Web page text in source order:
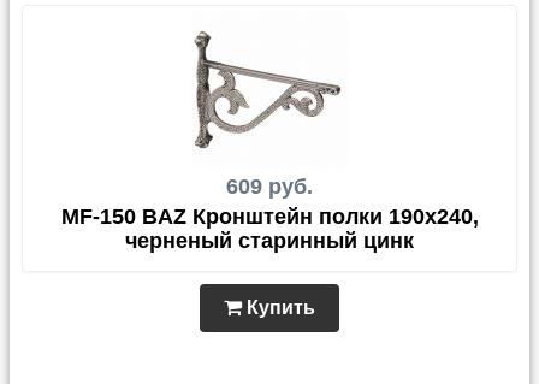
609 руб.
MF-150 BAZ Кронштейн полки 190x240,
черненый старинный цинк
Купить